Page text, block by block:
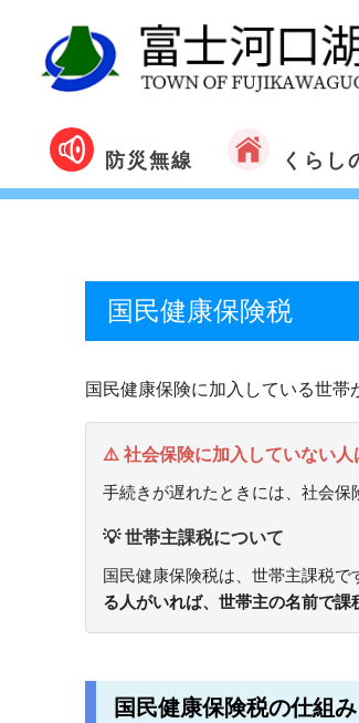
防災無線 くらし
国民健康保険税
国民健康保険に加入している世帯
⚠️ 社会保険に加入していない人
手続きが遅れたときには、社会保
💡 世帯主課税について
国民健康保険税は、世帯主課税で
る人がいれば、世帯主の名前で課
国民健康保険税の仕組み